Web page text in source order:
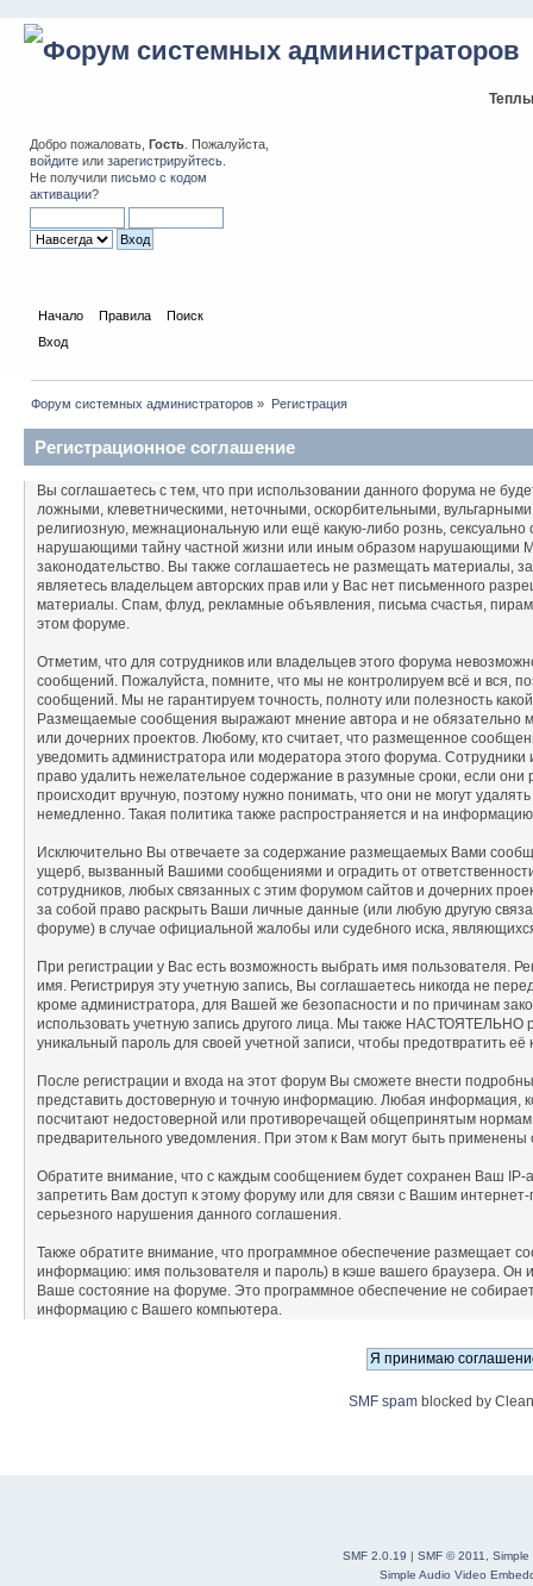
Добро пожаловать, Гость . Пожалуйста,
войдите или зарегистрируйтесь
Не получили письмо с кодом
активации?
Начало Правила
Поиск
Вход
Форум системных администраторов » Регистрация
Регистрационное соглашение
Вы соглашаетесь с тем, что при использовании данного форума не
ложными, клеветническими, неточными, оскорбительными,
религиозную, межнациональную или ещё какую-либо рознь,
нарушающими тайну частной жизни или иным образом нарушающими
законодательство. Вы также соглашаетесь не размещать материалы,
являетесь владельцем авторских прав или у Вас нет письменного
материалы. Спам, флуд, рекламные объявления, письма счастья,
этом форуме.
Отметим, что для сотрудников или владельцев этого форума
сообщений. Пожалуйста, помните, что мы не контролируем всё и вся,
сообщений. Мы не гарантируем точность, полноту или полезность
Размещаемые сообщения выражают мнение автора и не обязательно
или дочерних проектов. Любому, кто считает, что размещенное
уведомить администратора или модератора этого форума.
право удалить нежелательное содержание в разумные сроки, если
происходит вручную, поэтому нужно понимать, что они не могут
немедленно. Такая политика также распространяется и на
Исключительно Вы отвечаете за содержание размещаемых Вами
ущерб, вызванный Вашими сообщениями и оградить от
сотрудников, любых связанных с этим форумом сайтов и дочерних
за собой право раскрыть Ваши личные данные (или любую другую
форуме) в случае официальной жалобы или судебного иска,
При регистрации у Вас есть возможность выбрать имя пользователя.
имя. Регистрируя эту учетную запись, Вы соглашаетесь никогда не
кроме администратора, для Вашей же безопасности и по причинам
использовать учетную запись другого лица. Мы также НАСТОЯТЕЛЬНО
уникальный пароль для своей учетной записи, чтобы предотвратить её
После регистрации и входа на этот форум Вы сможете внести
представить достоверную и точную информацию. Любая информация,
посчитают недостоверной или противоречащей общепринятым
предварительного уведомления. При этом к Вам могут быть применены
Обратите внимание, что с каждым сообщением будет сохранен Ваш IP-
запретить Вам доступ к этому форуму или для связи с Вашим
серьезного нарушения данного соглашения.
Также обратите внимание, что программное обеспечение размещает
информацию: имя пользователя и пароль) в кэше вашего браузера. Он
Ваше состояние на форуме. Это программное обеспечение не
информацию с Вашего компьютера.
SMF spam blocked by
SMF 2.0.19 | SMF © 2011
Simple
Simple Audio Video